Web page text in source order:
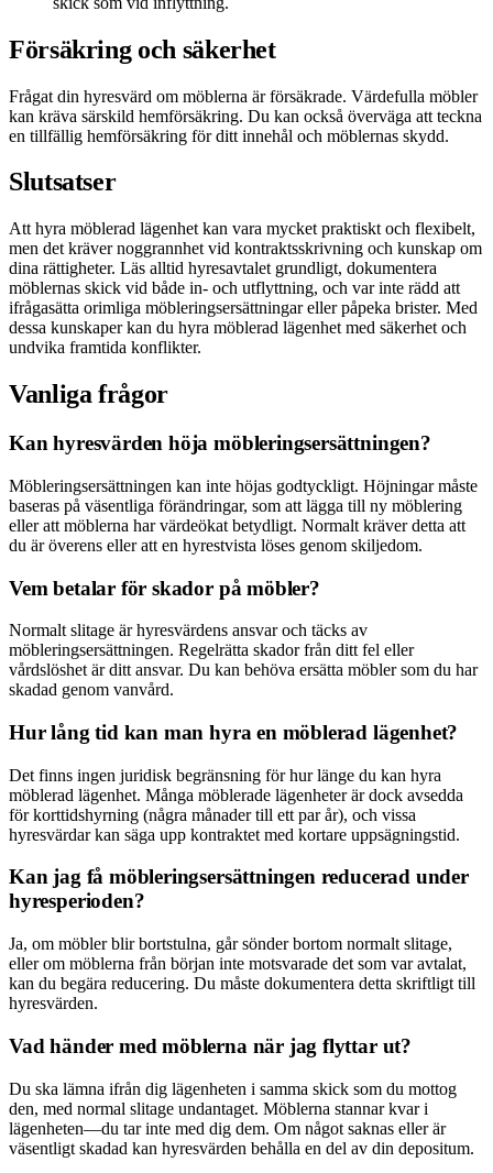
Försäkring och säkerhet
Frågat din hyresvärd om möblerna är försäkrade. Värdefulla möbler
kan kräva särskild hemförsäkring. Du kan också överväga att teckna
en tillfällig hemförsäkring för ditt innehål och möblernas skydd.
Slutsatser
Att hyra möblerad lägenhet kan vara mycket praktiskt och flexibelt,
men det kräver noggrannhet vid kontraktsskrivning och kunskap om
dina rättigheter. Läs alltid hyresavtalet grundligt, dokumentera
möblernas skick vid både in- och utflyttning, och var inte rädd att
ifrågasätta orimliga möbleringsersättningar eller påpeka brister. Med
dessa kunskaper kan du hyra möblerad lägenhet med säkerhet och
undvika framtida konflikter.
Vanliga frågor
Kan hyresvärden höja möbleringsersättningen?
Möbleringsersättningen kan inte höjas godtyckligt. Höjningar måste
baseras på väsentliga förändringar, som att lägga till ny möblering
eller att möblerna har värdeökat betydligt. Normalt kräver detta att
du är överens eller att en hyrestvista löses genom skiljedom.
Vem betalar för skador på möbler?
Normalt slitage är hyresvärdens ansvar och täcks av
möbleringsersättningen. Regelrätta skador från ditt fel eller
vårdslöshet är ditt ansvar. Du kan behöva ersätta möbler som du har
skadad genom vanvård.
Hur lång tid kan man hyra en möblerad lägenhet?
Det finns ingen juridisk begränsning för hur länge du kan hyra
möblerad lägenhet. Många möblerade lägenheter är dock avsedda
för korttidshyrning (några månader till ett par år), och vissa
hyresvärdar kan säga upp kontraktet med kortare uppsägningstid.
Kan jag få möbleringsersättningen reducerad under
hyresperioden?
Ja, om möbler blir bortstulna, går sönder bortom normalt slitage,
eller om möblerna från början inte motsvarade det som var avtalat,
kan du begära reducering. Du måste dokumentera detta skriftligt till
hyresvärden.
Vad händer med möblerna när jag flyttar ut?
Du ska lämna ifrån dig lägenheten i samma skick som du mottog
den, med normal slitage undantaget. Möblerna stannar kvar i
lägenheten—du tar inte med dig dem. Om något saknas eller är
väsentligt skadad kan hyresvärden behålla en del av din depositum.